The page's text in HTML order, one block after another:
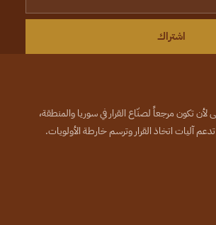
اشتراك
تكون مرجعاً لصنّاع القرار في سوريا والمنطقة،
آليات اتخاذ القرار وترسم خارطة الأولويات.